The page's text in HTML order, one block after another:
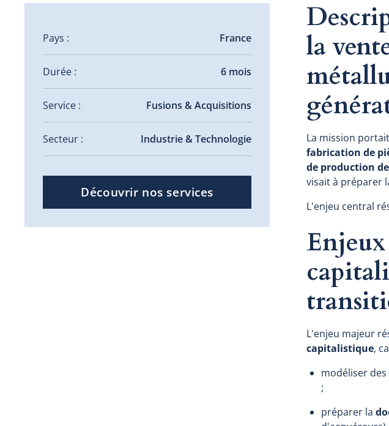
Pays : France
Durée : 6 mois
Service : Fusions & Acquisitions
Secteur : Industrie & Technologie
Découvrir nos services
la
La mission
fabrication de
de production
visait à préparer
L'enjeu central
L'enjeu majeur
capitalistique,
modéliser des
;
préparer la